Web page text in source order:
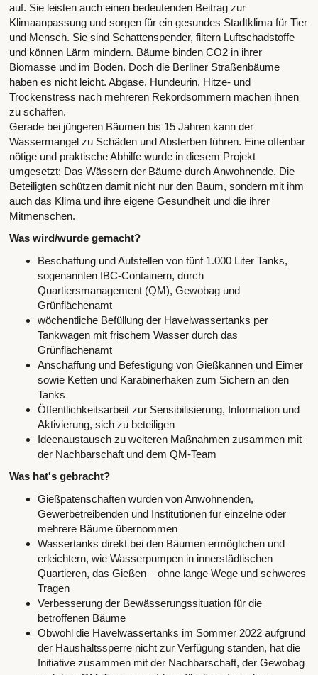
auf. Sie leisten auch einen bedeutenden Beitrag zur
Klimaanpassung und sorgen für ein gesundes Stadtklima für Tier
und Mensch. Sie sind Schattenspender, filtern Luftschadstoffe
und können Lärm mindern. Bäume binden CO2 in ihrer
Biomasse und im Boden. Doch die Berliner Straßenbäume
haben es nicht leicht. Abgase, Hundeurin, Hitze- und
Trockenstress nach mehreren Rekordsommern machen ihnen
zu schaffen.
Gerade bei jüngeren Bäumen bis 15 Jahren kann der
Wassermangel zu Schäden und Absterben führen. Eine offenbar
nötige und praktische Abhilfe wurde in diesem Projekt
umgesetzt: Das Wässern der Bäume durch Anwohnende. Die
Beteiligten schützen damit nicht nur den Baum, sondern mit ihm
auch das Klima und ihre eigene Gesundheit und die ihrer
Mitmenschen.
Was wird/wurde gemacht?
Beschaffung und Aufstellen von fünf 1.000 Liter Tanks,
sogenannten IBC-Containern, durch
Quartiersmanagement (QM), Gewobag und
Grünflächenamt
wöchentliche Befüllung der Havelwassertanks per
Tankwagen mit frischem Wasser durch das
Grünflächenamt
Anschaffung und Befestigung von Gießkannen und Eimer
sowie Ketten und Karabinerhaken zum Sichern an den
Tanks
Öffentlichkeitsarbeit zur Sensibilisierung, Information und
Aktivierung, sich zu beteiligen
Ideenaustausch zu weiteren Maßnahmen zusammen mit
der Nachbarschaft und dem QM-Team
Was hat's gebracht?
Gießpatenschaften wurden von Anwohnenden,
Gewerbetreibenden und Institutionen für einzelne oder
mehrere Bäume übernommen
Wassertanks direkt bei den Bäumen ermöglichen und
erleichtern, wie Wasserpumpen in innerstädtischen
Quartieren, das Gießen – ohne lange Wege und schweres
Tragen
Verbesserung der Bewässerungssituation für die
betroffenen Bäume
Obwohl die Havelwassertanks im Sommer 2022 aufgrund
der Haushaltssperre nicht zur Verfügung standen, hat die
Initiative zusammen mit der Nachbarschaft, der Gewobag